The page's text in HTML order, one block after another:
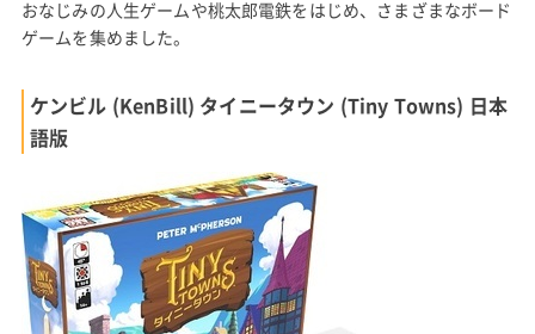
おなじみの人生ゲームや桃太郎電鉄をはじめ、さまざまなボード
ゲームを集めました。
ケンビル (KenBill) タイニータウン (Tiny Towns) 日本
語版